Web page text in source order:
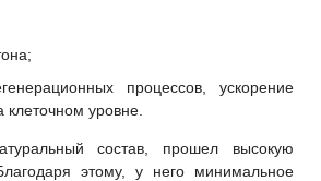
процессов, ускорение
уровне.
состав, прошел высокую
этому, у него минимальное